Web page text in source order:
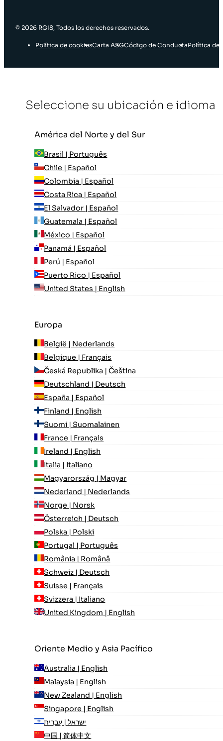
© 2026 RGIS, Todos los derechos reservados.
Política de cookiesCarta ASGCódigo de ConductaPolítica de
Seleccione su ubicación e idioma
América del Norte y del Sur
Brasil | Português
Chile | Español
Colombia | Español
Costa Rica | Español
El Salvador | Español
Guatemala | Español
México | Español
Panamá | Español
Perú | Español
Puerto Rico | Español
United States | English
Europa
België | Nederlands
Belgique | Français
Česká Republika | Čeština
Deutschland | Deutsch
España | Español
Finland | English
Suomi | Suomalainen
France | Français
Ireland | English
Italia | Italiano
Magyarország | Magyar
Nederland | Nederlands
Norge | Norsk
Österreich | Deutsch
Polska | Polski
Portugal | Português
România | Română
Schweiz | Deutsch
Suisse | Français
Svizzera | Italiano
United Kingdom | English
Oriente Medio y Asia Pacífico
Australia | English
Malaysia | English
New Zealand | English
Singapore | English
ישראל | עִברִית
中国 | 简体中文